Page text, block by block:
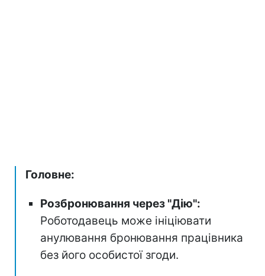
Головне:
Розбронювання через "Дію":
Роботодавець може ініціювати
анулювання бронювання працівника
без його особистої згоди.